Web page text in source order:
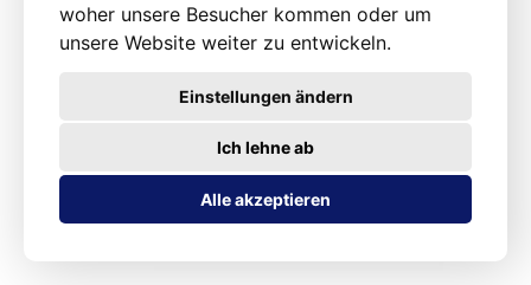
woher unsere Besucher kommen oder um
unsere Website weiter zu entwickeln.
Alle akzeptieren
Ich lehne ab
Einstellungen ändern